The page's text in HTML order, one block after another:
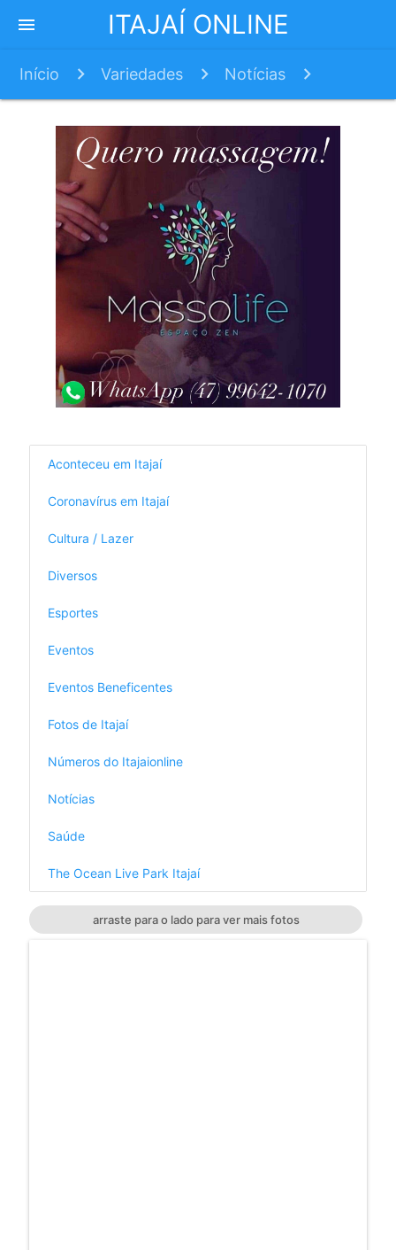
ITAJAÍ ONLINE
menu
Início Variedades Notícias
Rogério Corrêa é eleito reitor da Univali
Aconteceu em Itajaí
Coronavírus em Itajaí
Cultura / Lazer
Diversos
Esportes
Eventos
Eventos Beneficentes
Fotos de Itajaí
Números do Itajaionline
Notícias
Saúde
The Ocean Live Park Itajaí
arraste para o lado para ver mais fotos